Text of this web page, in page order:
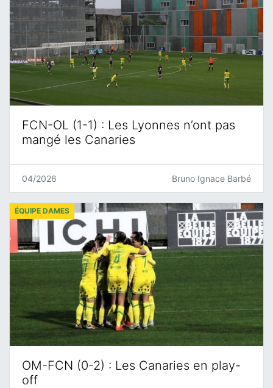
FCN-OL (1-1) : Les Lyonnes n’ont pas
mangé les Canaries
04/2026 Bruno Ignace Barbé
OM-FCN (0-2) : Les Canaries en play-
off
ÉQUIPE DAMES